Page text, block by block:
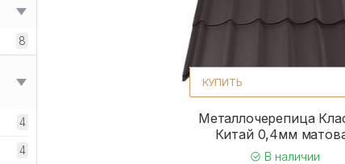
8
4
4
КУПИТЬ
Металлочерепица
Китай 0,4мм
В наличии